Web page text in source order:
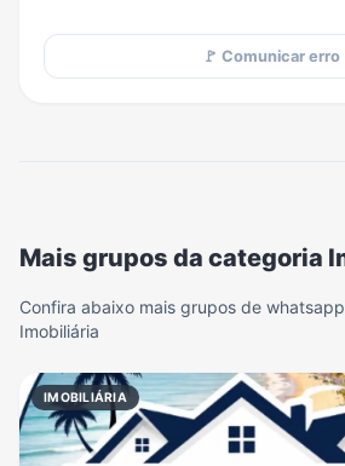
🚩 Comunicar erro
Mais grupos da categoria
Confira abaixo mais grupos de
Imobiliária
IMOBILIÁRIA